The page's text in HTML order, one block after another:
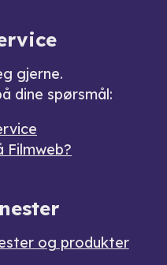
gjerne.
dine spørsmål:
Filmweb?
og produkter